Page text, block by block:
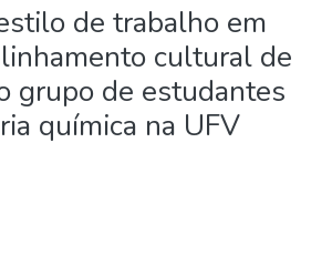
de trabalho em
cultural de
grupo de estudantes
química na UFV